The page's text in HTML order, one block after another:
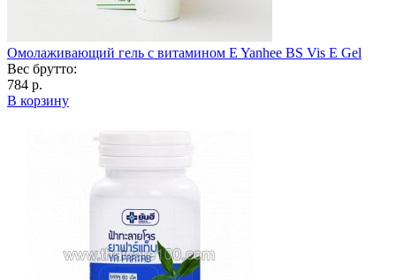
Омолаживающий гель с витамином E Yanhee BS Vis E Gel
Вес брутто:
784 р.
В корзину